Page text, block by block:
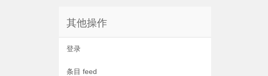
其他操作
登录
条目 feed